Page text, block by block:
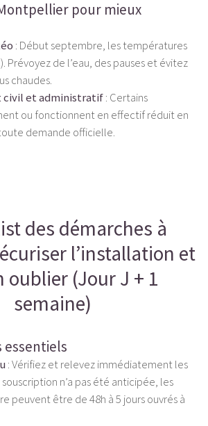
pour mieux
: Début septembre, les températures
Prévoyez de l’eau, des pauses et évitez
chaudes.
civil et administratif: Certains
ou fonctionnent en effectif réduit en
demande officielle.
des démarches à
l’installation et
oublier (Jour J + 1
semaine)
essentiels
: Vérifiez et relevez immédiatement les
n’a pas été anticipée, les
peuvent être de 48h à 5 jours ouvrés à